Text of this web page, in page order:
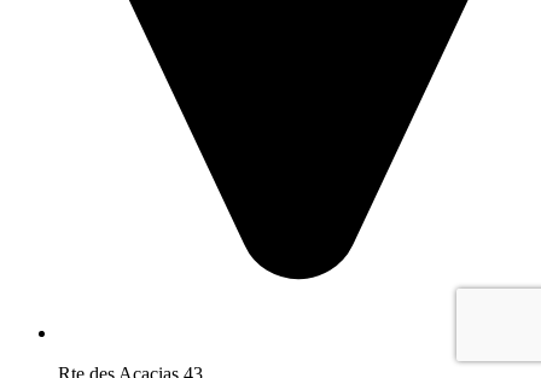
Rte des Acacias 43